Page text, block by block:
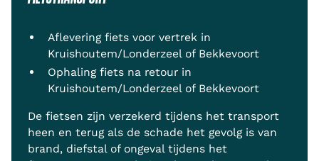
Aflevering fiets voor vertrek in
Kruishoutem/Londerzeel of Bekkevoort
Ophaling fiets na retour in
Kruishoutem/Londerzeel of Bekkevoort
De fietsen zijn verzekerd tijdens het transport
heen en terug als de schade het gevolg is van
brand, diefstal of ongeval tijdens het